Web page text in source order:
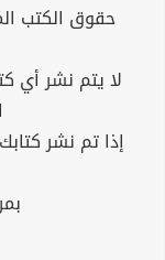
حقوق الكتب
لا يتم نشر أي
إذا تم نشر